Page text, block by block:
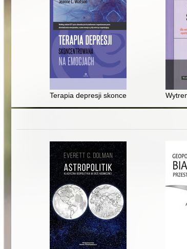
Terapia depresji skoncentrowana na